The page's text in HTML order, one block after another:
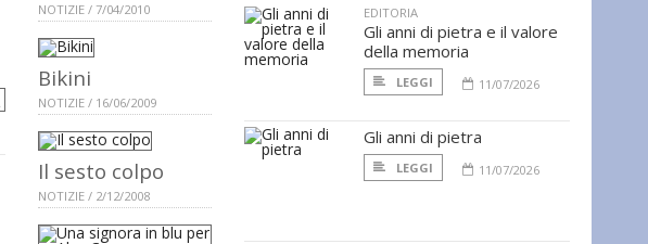
NOTIZIE / 7/04/2010
Bikini
NOTIZIE / 16/06/2009
Il sesto colpo
NOTIZIE / 2/12/2008
EDITORIA
Gli anni di pietra e il valore
della memoria
LEGGI 11/07/2026
Gli anni di pietra
LEGGI 11/07/2026